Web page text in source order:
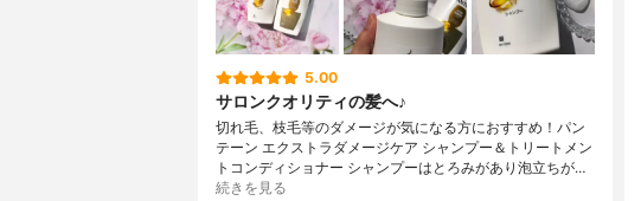
5.00
サロンクオリティの髪へ♪
切れ毛、枝毛等のダメージが気になる方におすすめ！パン
テーン エクストラダメージケア シャンプー＆トリートメン
トコンディショナー シャンプーはとろみがあり泡立ちが…
続きを見る